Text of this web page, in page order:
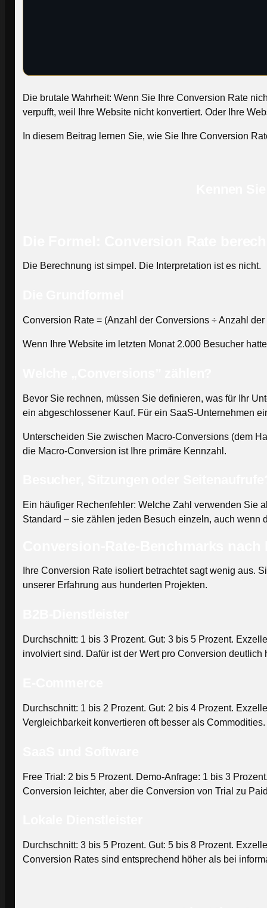
Die brutale Wahrheit: Wenn Sie Ihre Conversion Rate
verpufft, weil Ihre Website nicht konvertiert. Oder Ihre
In diesem Beitrag lernen Sie, wie Sie Ihre Conversion
Die Berechnung ist simpel. Die Interpretation ist es nicht.
Conversion Rate = (Anzahl der Conversions ÷ Anzahl
Wenn Ihre Website im letzten Monat 2.000 Besucher
Bevor Sie rechnen, müssen Sie definieren, was für Ihr
ein abgeschlossener Kauf. Für ein SaaS-Unternehmen
Unterscheiden Sie zwischen Macro-Conversions (dem
die Macro-Conversion ist Ihre primäre Kennzahl.
Ein häufiger Rechenfehler: Welche Zahl verwenden Sie
Standard – sie zählen jeden Besuch einzeln, auch wenn
Ihre Conversion Rate isoliert betrachtet sagt wenig aus.
unserer Erfahrung aus hunderten Projekten.
Durchschnitt: 1 bis 3 Prozent. Gut: 3 bis 5 Prozent.
involviert sind. Dafür ist der Wert pro Conversion deutlich
Durchschnitt: 1 bis 2 Prozent. Gut: 2 bis 4 Prozent.
Vergleichbarkeit konvertieren oft besser als Commodities.
Free Trial: 2 bis 5 Prozent. Demo-Anfrage: 1 bis 3
Conversion leichter, aber die Conversion von Trial zu
Durchschnitt: 3 bis 5 Prozent. Gut: 5 bis 8 Prozent.
Conversion Rates sind entsprechend höher als bei